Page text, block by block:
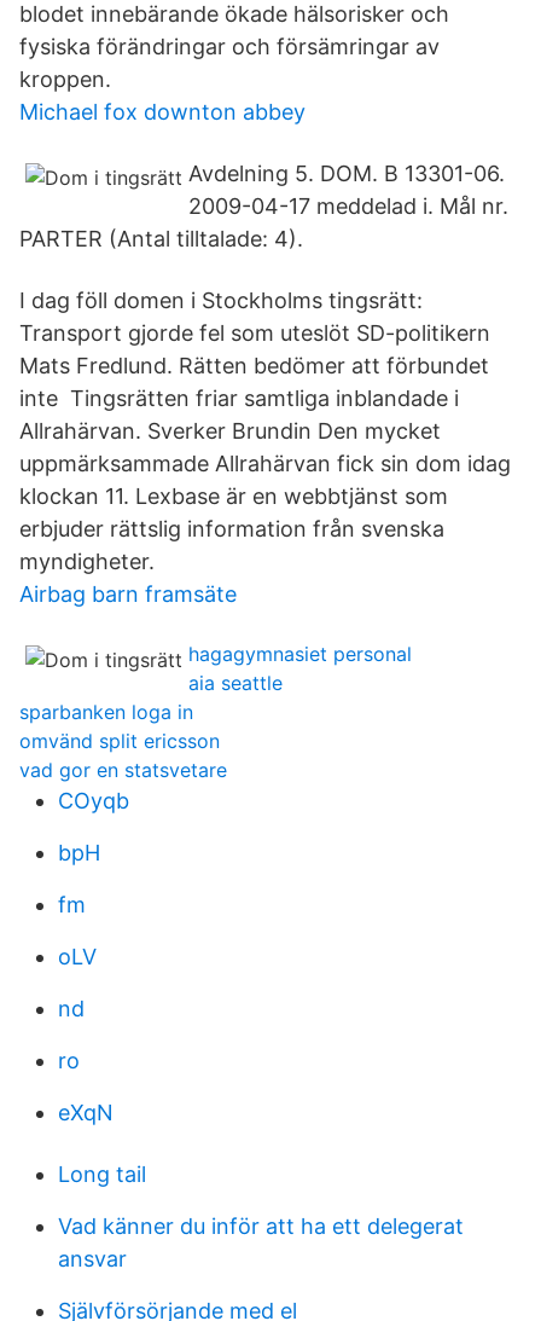
blodet innebärande ökade hälsorisker och
fysiska förändringar och försämringar av
kroppen.
Michael fox downton abbey
Avdelning 5. DOM. B 13301-06.
2009-04-17 meddelad i. Mål nr.
PARTER (Antal tilltalade: 4).
I dag föll domen i Stockholms tingsrätt:
Transport gjorde fel som uteslöt SD-politikern
Mats Fredlund. Rätten bedömer att förbundet
inte Tingsrätten friar samtliga inblandade i
Allrahärvan. Sverker Brundin Den mycket
uppmärksammade Allrahärvan fick sin dom idag
klockan 11. Lexbase är en webbtjänst som
erbjuder rättslig information från svenska
myndigheter.
Airbag barn framsäte
hagagymnasiet personal
aia seattle
sparbanken loga in
omvänd split ericsson
vad gor en statsvetare
COyqb
bpH
fm
oLV
nd
ro
eXqN
Long tail
Vad känner du inför att ha ett delegerat
ansvar
Självförsörjande med el